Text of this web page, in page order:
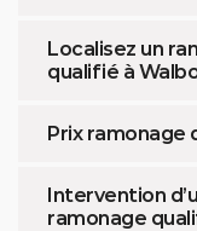
Localisez un
qualifié à
Prix ramonage
Intervention
ramonage